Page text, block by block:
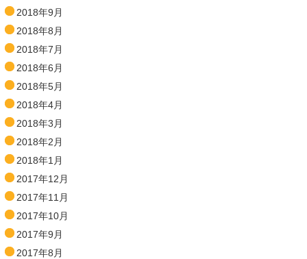
2018年9月
2018年8月
2018年7月
2018年6月
2018年5月
2018年4月
2018年3月
2018年2月
2018年1月
2017年12月
2017年11月
2017年10月
2017年9月
2017年8月